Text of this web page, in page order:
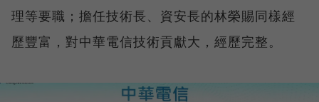
理等要職；擔任技術長、資安長的林榮賜同樣經
歷豐富，對中華電信技術貢獻大，經歷完整。